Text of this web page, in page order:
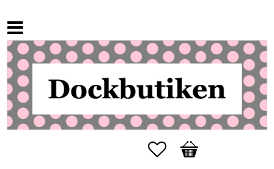
Favoriter
Kundvagn